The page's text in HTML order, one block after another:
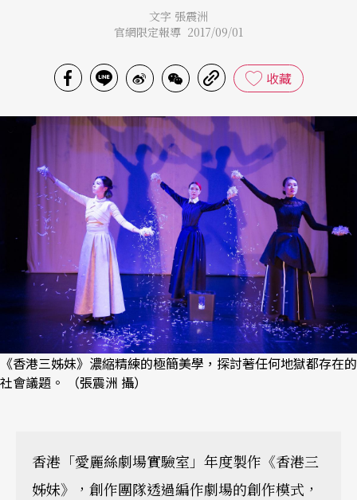
文字 張震洲
官網限定報導 2017/09/01
收藏
《香港三姊妹》濃縮精練的極簡美學，探討著任何地獄都存在的
社會議題。 （張震洲 攝）
香港「愛麗絲劇場實驗室」年度製作《香港三
姊妹》，創作團隊透過編作劇場的創作模式，